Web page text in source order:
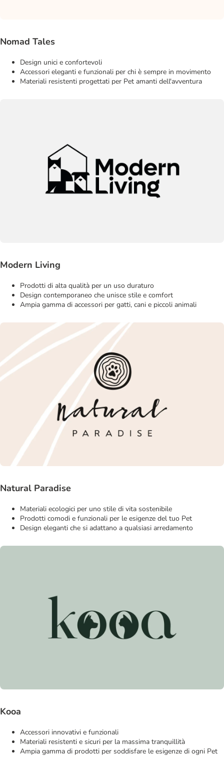
Nomad Tales
Design unici e confortevoli
Accessori eleganti e funzionali per chi è sempre in movimento
Materiali resistenti progettati per Pet amanti dell'avventura
Modern Living
Prodotti di alta qualità per un uso duraturo
Design contemporaneo che unisce stile e comfort
Ampia gamma di accessori per gatti, cani e piccoli animali
Natural Paradise
Materiali ecologici per uno stile di vita sostenibile
Prodotti comodi e funzionali per le esigenze del tuo Pet
Design eleganti che si adattano a qualsiasi arredamento
Kooa
Accessori innovativi e funzionali
Materiali resistenti e sicuri per la massima tranquillità
Ampia gamma di prodotti per soddisfare le esigenze di ogni Pet